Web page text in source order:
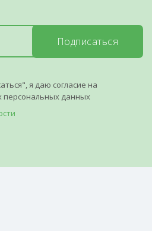
Подписаться
я даю согласие на
персональных данных